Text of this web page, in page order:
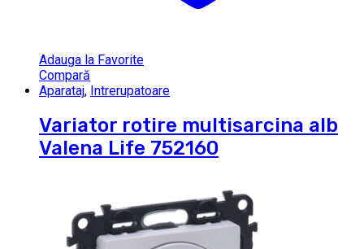
Adauga la Favorite
Compară
Aparataj, Intrerupatoare
Variator rotire multisarcina alb
Valena Life 752160